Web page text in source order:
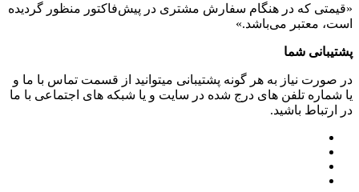
«قیمتی که در هنگام سفارش مشتری در پیش‌­فاکتور منظور گرديده
است، معتبر می‌باشد.»
پشتیبانی شما
در صورت نیاز به هر گونه پشتیبانی میتوانید از قسمت تماس با ما و
یا شماره تلفن های درج شده در سایت و یا شبکه های اجتماعی با ما
در ارتباط باشید.